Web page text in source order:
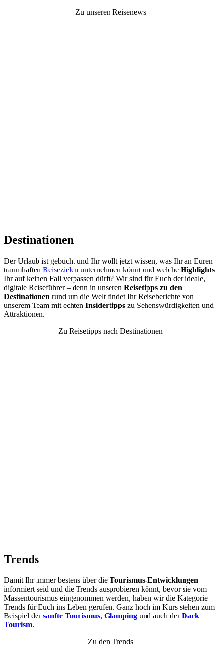
Zu unseren Reisenews
Destinationen
Der Urlaub ist gebucht und Ihr wollt jetzt wissen, was Ihr an Euren
traumhaften Reisezielen unternehmen könnt und welche Highlights
Ihr auf keinen Fall verpassen dürft? Wir sind für Euch der ideale,
digitale Reiseführer – denn in unseren Reisetipps zu den
Destinationen rund um die Welt findet Ihr Reiseberichte von
unserem Team mit echten Insidertipps zu Sehenswürdigkeiten und
Attraktionen.
Zu Reisetipps nach Destinationen
Trends
Damit Ihr immer bestens über die Tourismus-Entwicklungen
informiert seid und die Trends ausprobieren könnt, bevor sie vom
Massentourismus eingenommen werden, haben wir die Kategorie
Trends für Euch ins Leben gerufen. Ganz hoch im Kurs stehen zum
Beispiel dersanfte Tourismus, Glamping und auch derDark
Tourism.
Zu den Trends